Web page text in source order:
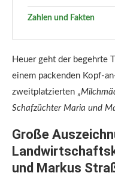
Zahlen und Fakten
Heuer geht der begehrte
einem packenden Kopf-
zweitplatzierten „
Schafzüchter Maria und
Große
und Markus